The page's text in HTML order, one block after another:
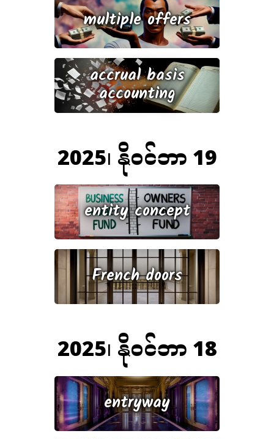
multiple offers
accrual basis
accounting
2025၊ နိုဝင်ဘာ 19
entity concept
French doors
2025၊ နိုဝင်ဘာ 18
entryway